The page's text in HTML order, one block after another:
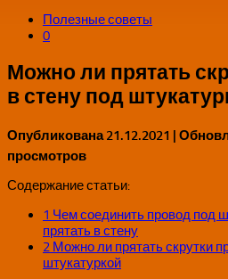
Полезные советы
0
Можно ли прятать
в стену под
Опубликована21.12.2021 |
просмотров
Содержание статьи:
1 Чем соединить провод под
прятать в стену
2 Можно ли прятать скрутки
штукатуркой